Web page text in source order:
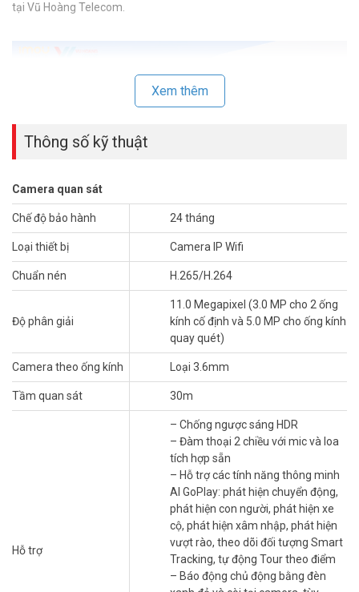
tại Vũ Hoàng Telecom.
Camera Wifi IMOU IPC-S7UP-11M0WED –
Sự Lựa Chọn Hoàn Hảo Cho Gia Đình Bạn
Thiết Kế Đẹp Mắt, Dễ Dàng Lắp Đặt
Camera Wifi IMOU IPC-S7UP-11M0WED không chỉ là thiết bị an
ninh mà còn là điểm nhấn tinh tế cho không gian sống. Với thiết kế
nhỏ gọn, màu sắc sang trọng, sản phẩm dễ dàng hòa hợp với mọi
phong cách nội thất. Điều tuyệt vời hơn? Bạn không cần là chuyên
gia kỹ thuật để lắp đặt. Chỉ vài bước đơn giản theo hướng dẫn cài
đặt Camera Wifi IMOU, bạn đã có thể đưa “người bảo vệ” này vào
hoạt động.
Xem thêm
Thông số kỹ thuật
Camera quan sát
Chế độ bảo hành 24 tháng
Loại thiết bị Camera IP Wifi
Chuẩn nén H.265/H.264
Độ phân giải
11.0 Megapixel (3.0 MP cho 2 ống
kính cố định và 5.0 MP cho ống kính
quay quét)
Camera theo ống kính Loại 3.6mm
Tầm quan sát 30m
Hỗ trợ
– Chống ngược sáng HDR
– Đàm thoại 2 chiều với mic và loa
tích hợp sẵn
– Hỗ trợ các tính năng thông minh
AI GoPlay: phát hiện chuyển động,
phát hiện con người, phát hiện xe
cộ, phát hiện xâm nhập, phát hiện
vượt rào, theo dõi đối tượng Smart
Tracking, tự động Tour theo điểm
– Báo động chủ động bằng đèn